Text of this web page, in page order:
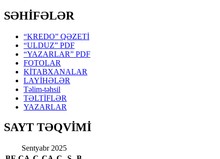
SƏHİFƏLƏR
“KREDO” QƏZETİ
“ULDUZ” PDF
“YAZARLAR” PDF
FOTOLAR
KİTABXANALAR
LAYİHƏLƏR
Təlim-təhsil
TƏLTİFLƏR
YAZARLAR
SAYT TƏQVİMİ
Sentyabr 2025